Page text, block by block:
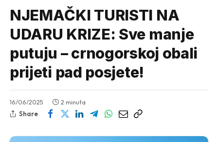
NJEMAČKI TURISTI NA
UDARU KRIZE: Sve manje
putuju – crnogorskoj obali
prijeti pad posjete!
16/06/2025
2 minuta
Share